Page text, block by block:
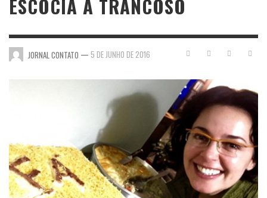
ESCÓCIA A TRANCOSO
JORNAL CONTATO — 5 DE JUNHO DE 2016